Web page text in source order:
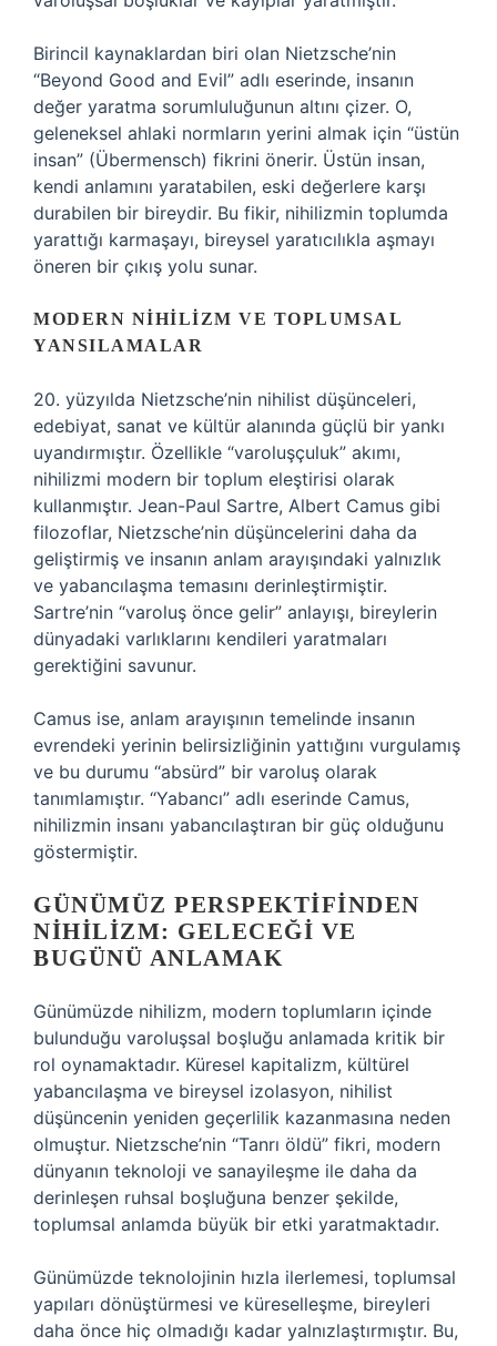
Birincil kaynaklardan biri olan Nietzsche’nin
“Beyond Good and Evil” adlı eserinde, insanın
değer yaratma sorumluluğunun altını çizer. O,
geleneksel ahlaki normların yerini almak için “üstün
insan” (Übermensch) fikrini önerir. Üstün insan,
kendi anlamını yaratabilen, eski değerlere karşı
durabilen bir bireydir. Bu fikir, nihilizmin toplumda
yarattığı karmaşayı, bireysel yaratıcılıkla aşmayı
öneren bir çıkış yolu sunar.
MODERN NIHILIZM VE TOPLUMSAL
YANSILAMALAR
20. yüzyılda Nietzsche’nin nihilist düşünceleri,
edebiyat, sanat ve kültür alanında güçlü bir yankı
uyandırmıştır. Özellikle “varoluşçuluk” akımı,
nihilizmi modern bir toplum eleştirisi olarak
kullanmıştır. Jean-Paul Sartre, Albert Camus gibi
filozoflar, Nietzsche’nin düşüncelerini daha da
geliştirmiş ve insanın anlam arayışındaki yalnızlık
ve yabancılaşma temasını derinleştirmiştir.
Sartre’nin “varoluş önce gelir” anlayışı, bireylerin
dünyadaki varlıklarını kendileri yaratmaları
gerektiğini savunur.
Camus ise, anlam arayışının temelinde insanın
evrendeki yerinin belirsizliğinin yattığını vurgulamış
ve bu durumu “absürd” bir varoluş olarak
tanımlamıştır. “Yabancı” adlı eserinde Camus,
nihilizmin insanı yabancılaştıran bir güç olduğunu
göstermiştir.
GÜNÜMÜZ PERSPEKTIFINDEN
NIHILIZM: GELECEĞI VE
BUGÜNÜ ANLAMAK
Günümüzde nihilizm, modern toplumların içinde
bulunduğu varoluşsal boşluğu anlamada kritik bir
rol oynamaktadır. Küresel kapitalizm, kültürel
yabancılaşma ve bireysel izolasyon, nihilist
düşüncenin yeniden geçerlilik kazanmasına neden
olmuştur. Nietzsche’nin “Tanrı öldü” fikri, modern
dünyanın teknoloji ve sanayileşme ile daha da
derinleşen ruhsal boşluğuna benzer şekilde,
toplumsal anlamda büyük bir etki yaratmaktadır.
Günümüzde teknolojinin hızla ilerlemesi, toplumsal
yapıları dönüştürmesi ve küreselleşme, bireyleri
daha önce hiç olmadığı kadar yalnızlaştırmıştır. Bu,